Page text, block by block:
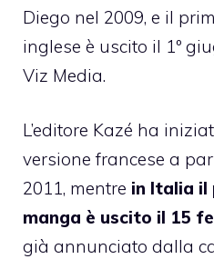
Diego nel 2009, e il
inglese è uscito il 1º
Viz Media.
L’editore Kazé ha
versione francese a
2011, mentre in Italia il
manga è uscito il 15
già annunciato dalla